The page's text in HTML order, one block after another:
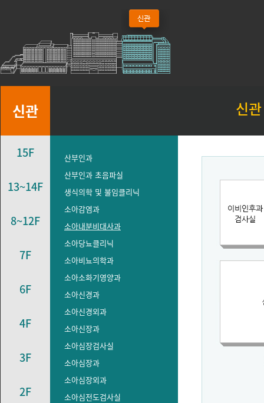
신관 신
15F
13~14F
8~12F
7F
6F
4F
3F
2F
산부인과
산부인과 초음파실
생식의학 및 불임클리닉
소아감염과
소아내분비대사과
소아당뇨클리닉
소아비뇨의학과
소아소화기영양과
소아신경과
소아신경외과
소아신장과
소아심장검사실
소아심장과
소아심장외과
소아심전도검사실